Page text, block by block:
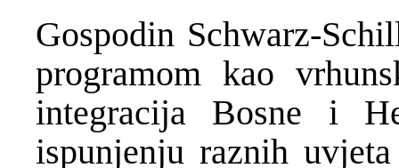
Gospodin Schwarz-
programom kao
integracija Bosne i
ispunjenju raznih